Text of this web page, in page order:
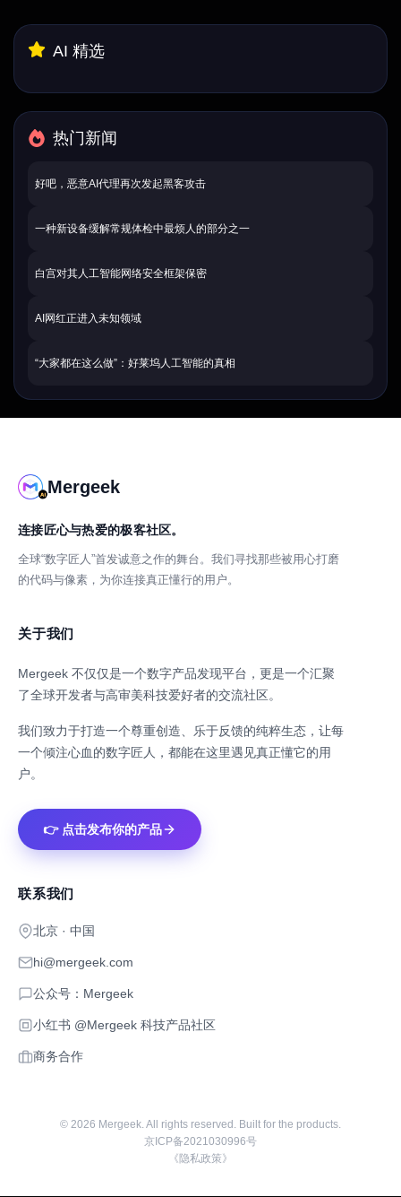
AI 精选
热门新闻
好吧，恶意AI代理再次发起黑客攻击
一种新设备缓解常规体检中最烦人的部分之一
白宫对其人工智能网络安全框架保密
AI网红正进入未知领域
“大家都在这么做”：好莱坞人工智能的真相
Mergeek
连接匠心与热爱的极客社区。
全球“数字匠人”首发诚意之作的舞台。我们寻找那些被用心打磨
的代码与像素，为你连接真正懂行的用户。
关于我们
Mergeek 不仅仅是一个数字产品发现平台，更是一个汇聚
了全球开发者与高审美科技爱好者的交流社区。
我们致力于打造一个尊重创造、乐于反馈的纯粹生态，让每
一个倾注心血的数字匠人，都能在这里遇见真正懂它的用
户。
👉 点击发布你的产品
联系我们
北京 · 中国
hi@mergeek.com
公众号：Mergeek
小红书 @Mergeek 科技产品社区
商务合作
© 2026 Mergeek. All rights reserved. Built for the products.
京ICP备2021030996号
《隐私政策》